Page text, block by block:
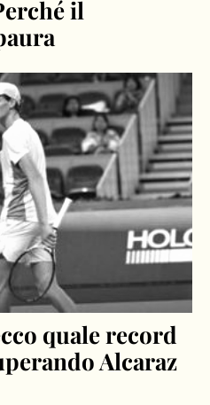
il
quale record
Alcaraz